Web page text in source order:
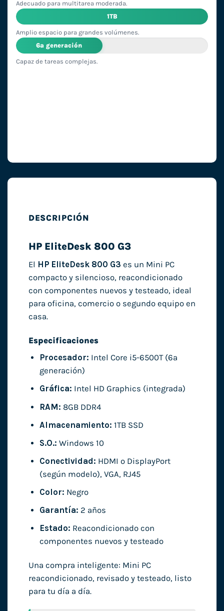
Adecuado para multitarea moderada.
1TB
Amplio espacio para grandes volúmenes.
6ª generación
Capaz de tareas complejas.
DESCRIPCIÓN
HP EliteDesk 800 G3
El HP EliteDesk 800 G3 es un Mini PC
compacto y silencioso, reacondicionado
con componentes nuevos y testeado, ideal
para oficina, comercio o segundo equipo en
casa.
Especificaciones
Procesador: Intel Core i5-6500T (6ª
generación)
Gráfica: Intel HD Graphics (integrada)
RAM: 8GB DDR4
Almacenamiento: 1TB SSD
S.O.: Windows 10
Conectividad: HDMI o DisplayPort
(según modelo), VGA, RJ45
Color: Negro
Garantía: 2 años
Estado: Reacondicionado con
componentes nuevos y testeado
Una compra inteligente: Mini PC
reacondicionado, revisado y testeado, listo
para tu día a día.